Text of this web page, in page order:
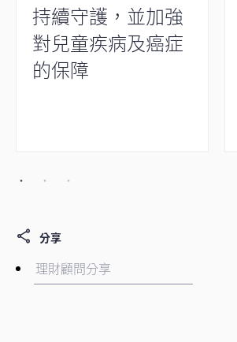
持續守護，並加強
對兒童疾病及癌症
的保障
分享